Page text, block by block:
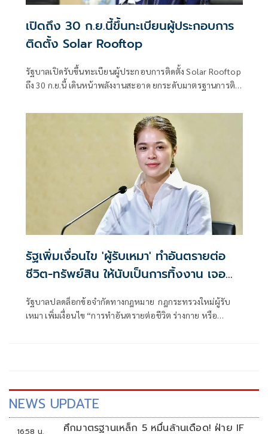
เปิดถึง 30 ก.ย.นี้ขึ้นทะเบียนผู้ประกอบการ
ติดตั้ง Solar Rooftop
รัฐบาลเปิดรับขึ้นทะเบียนผู้ประกอบการติดตั้ง Solar Rooftop
ถึง 30 ก.ย.นี้ เดินหน้าพลังงานสะอาด ยกระดับมาตรฐานการติด
รัฐเพิ่มเงื่อนไข 'ผู้รับเหมา' ทำอันตรายต่อ
ชีวิต-ทรัพย์สิน ให้นับเป็นการทิ้งงาน เจอ
ลงโทษหนัก
รัฐบาลปลดล็อกข้อจำกัดทางกฎหมาย กฎกระทรวงใหม่ผู้รับ
เหมา เพิ่มเงื่อนไข “การทำอันตรายต่อชีวิต ร่างกาย หรือ
NEWS UPDATE
16:58 น.
ศึกมาตรฐานเหล็ก 5 หมื่นล้านเดือด! ฝ่าย IF